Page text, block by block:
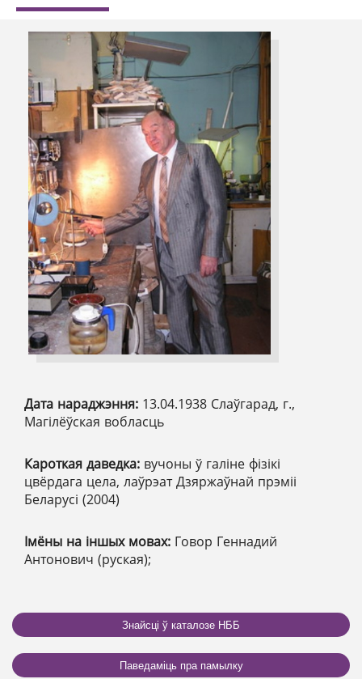
Дата нараджэння: 13.04.1938 Слаўгарад, г.,
Магілёўская вобласць
Кароткая даведка: вучоны ў галіне фізікі
цвёрдага цела, лаўрэат Дзяржаўнай прэміі
Беларусі (2004)
Імёны на іншых мовах: Говор Геннадий
Антонович (руская);
Знайсці ў каталозе НББ
Паведаміць пра памылку